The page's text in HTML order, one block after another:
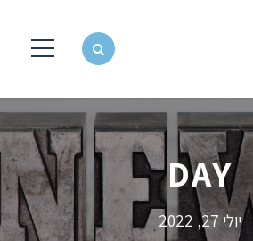
DAY
יולי 27, 2022